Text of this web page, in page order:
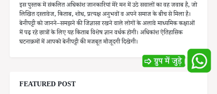
इस पुस्तक में संकलित अधिकांश जानकारियां मेरे मन में उठे सवालों का वह जवाब है, जो
लिखित दस्तावेज, किताब, शोध, प्रत्यक्ष अनुभवों व अपने समाज के बीच से मिला है।
बेनीपट्टी को जानने–समझने की जिज्ञासा रखने वाले लोगों के अलावे माध्यमिक कक्षाओं
में पढ़ रहे छात्रों के लिए यह किताब विशेष ज्ञान वर्धक होगी। अधिकांश ऐतिहासिक
घटनाक्रमों में आपको बेनीपट्टी की मजबूत मौजूदगी दिखेगी।
FEATURED POST